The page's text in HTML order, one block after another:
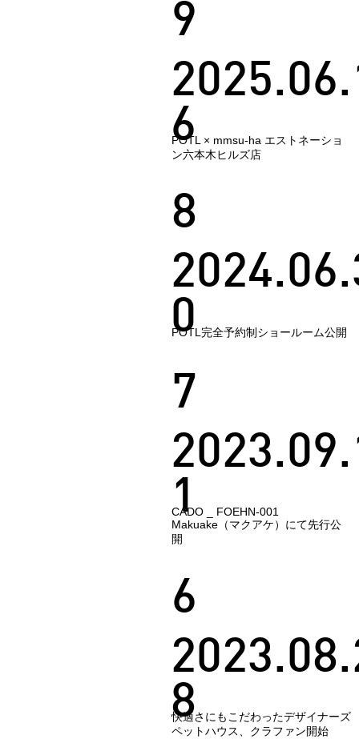
POTL × mmsu-ha エストネーショ
ン六本木ヒルズ店
9
6
POTL完全予約制ショールーム公開
8
0
CADO _ FOEHN-001
Makuake（マクアケ）にて先行公
開
7
1
快適さにもこだわったデザイナーズ
ペットハウス、クラファン開始
6
8